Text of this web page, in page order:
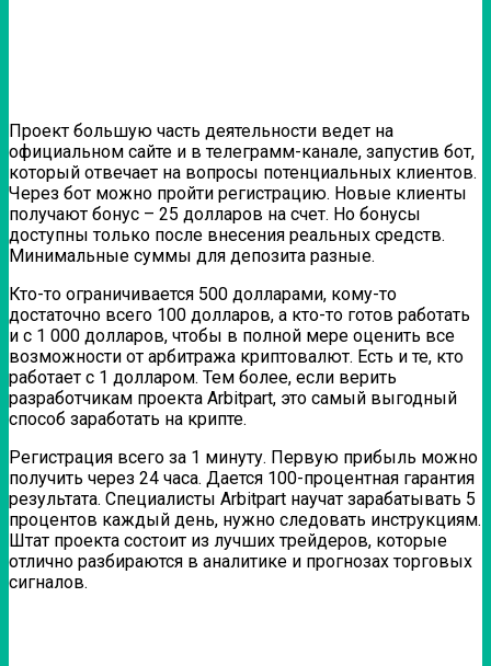
Проект большую часть деятельности ведет на
официальном сайте и в телеграмм-канале, запустив бот,
который отвечает на вопросы потенциальных клиентов.
Через бот можно пройти регистрацию. Новые клиенты
получают бонус – 25 долларов на счет. Но бонусы
доступны только после внесения реальных средств.
Минимальные суммы для депозита разные.
Кто-то ограничивается 500 долларами, кому-то
достаточно всего 100 долларов, а кто-то готов работать
и с 1 000 долларов, чтобы в полной мере оценить все
возможности от арбитража криптовалют. Есть и те, кто
работает с 1 долларом. Тем более, если верить
разработчикам проекта Arbitpart, это самый выгодный
способ заработать на крипте.
Регистрация всего за 1 минуту. Первую прибыль можно
получить через 24 часа. Дается 100-процентная гарантия
результата. Специалисты Arbitpart научат зарабатывать 5
процентов каждый день, нужно следовать инструкциям.
Штат проекта состоит из лучших трейдеров, которые
отлично разбираются в аналитике и прогнозах торговых
сигналов.